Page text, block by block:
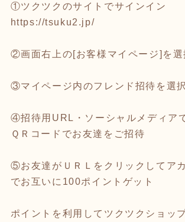
①ツクツクのサイトでサインイン
https://tsuku2.jp/
②画面右上の[お客様マイページ]を選
③マイページ内のフレンド招待を選択
④招待用URL・ソーシャルメディ
ＱＲコードでお友達をご招待
⑤お友達がＵＲＬをクリックしてア
でお互いに100ポイントゲット
ポイントを利用してツクツクショッ